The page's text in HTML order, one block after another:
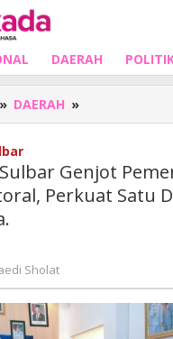
DAERAH
» DAERAH »
Sulbar
Data
Sektoral,
Genjot
Perkuat Satu
AdheSholat